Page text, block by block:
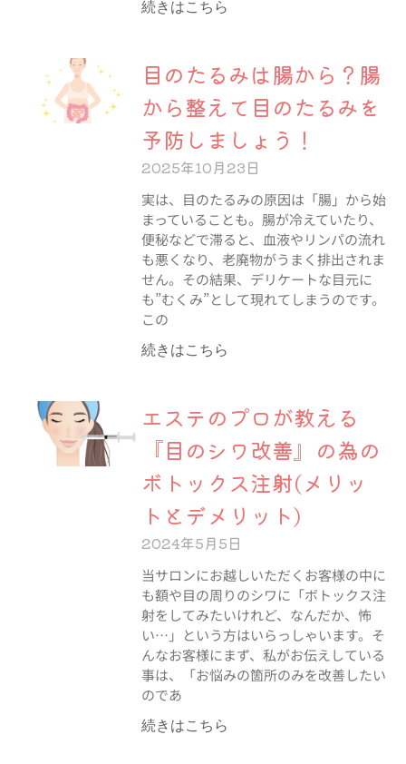
続きはこちら
目のたるみは腸から？腸
から整えて目のたるみを
予防しましょう！
2025年10月23日
実は、目のたるみの原因は「腸」から始
まっていることも。腸が冷えていたり、
便秘などで滞ると、血液やリンパの流れ
も悪くなり、老廃物がうまく排出されま
せん。その結果、デリケートな目元に
も”むくみ”として現れてしまうのです。
この
続きはこちら
エステのプロが教える
『目のシワ改善』の為の
ボトックス注射(メリッ
トとデメリット)
2024年5月5日
当サロンにお越しいただくお客様の中に
も額や目の周りのシワに「ボトックス注
射をしてみたいけれど、なんだか、怖
い…」という方はいらっしゃいます。そ
んなお客様にまず、私がお伝えしている
事は、「お悩みの箇所のみを改善したい
のであ
続きはこちら